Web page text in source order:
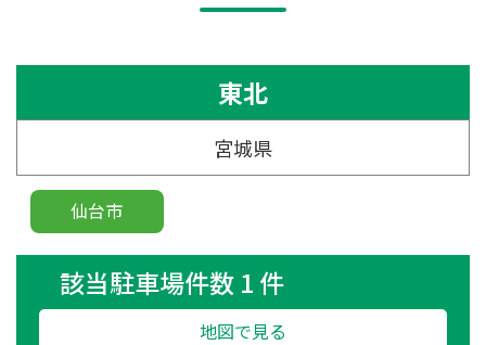
東北
宮城県
仙台市
該当駐車場件数 1 件
地図で見る